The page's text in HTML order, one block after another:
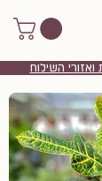
ואזורי השילוח